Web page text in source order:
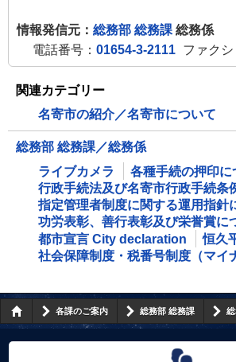
情報発信元： 総務部 総務課 総務係
電話番号： 01654-3-2111 ファク
関連カテゴリー
名寄市の紹介／名寄市について
総務部 総務課／総務係
ライブカメラ
各種手続の押印
行政手続法及び名寄市行政手続条
指定管理者制度に関する運用指針
功労表彰、善行表彰及び栄誉賞に
都市宣言 City declaration
恒久
社会保障制度・税番号制度（マイ
各課のご案内 総務部 総務課